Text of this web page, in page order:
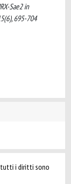
Sae2 in
695-704
tutti i diritti sono